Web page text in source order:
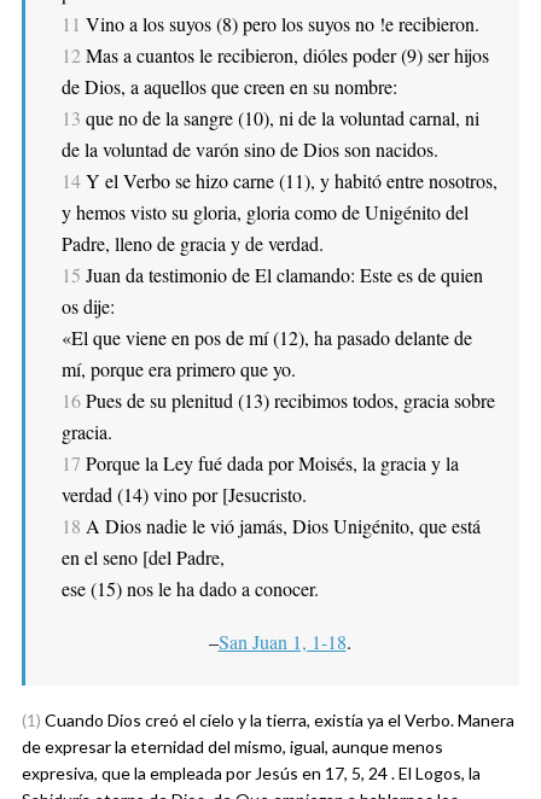
11 Vino a los suyos (8) pero los suyos no !e recibieron.
12Mas a cuantos le recibieron, dióles poder (9) ser hijos
de Dios, a aquellos que creen en su nombre:
13 que no de la sangre (10), ni de la voluntad carnal, ni
de la voluntad de varón sino de Dios son nacidos.
14Y el Verbo se hizo carne (11), y habitó entre nosotros,
y hemos visto su gloria, gloria como de Unigénito del
Padre, lleno de gracia y de verdad.
15 Juan da testimonio de El clamando: Este es de quien
os dije:
«El que viene en pos de mí (12), ha pasado delante de
mí, porque era primero que yo.
16Pues de su plenitud (13) recibimos todos, gracia sobre
gracia.
17 Porque la Ley fué dada por Moisés, la gracia y la
verdad (14) vino por [Jesucristo.
18 A Dios nadie le vió jamás, Dios Unigénito, que está
en el seno [del Padre,
ese (15) nos le ha dado a conocer.
–San Juan 1, 1-18.
(1) Cuando Dios creó el cielo y la tierra, existía ya el Verbo. Manera
de expresar la eternidad del mismo, igual, aunque menos
expresiva, que la empleada por Jesús en 17, 5, 24 . El Logos, la